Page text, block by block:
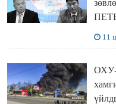
11
ОХУ-